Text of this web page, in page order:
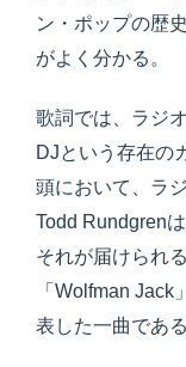
ン・ポップの歴
がよく分かる。
歌詞では、ラジ
DJという存在の
頭において、ラ
Todd Rundgren
それが届けられ
「Wolfman
表した一曲である